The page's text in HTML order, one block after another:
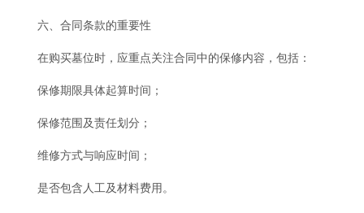
六、合同条款的重要性
在购买墓位时，应重点关注合同中的保修内容，包括：
保修期限具体起算时间；
保修范围及责任划分；
维修方式与响应时间；
是否包含人工及材料费用。